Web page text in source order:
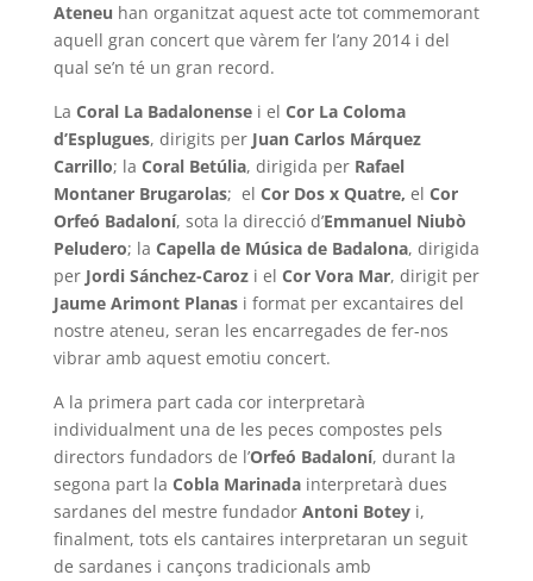
Ateneu han organitzat aquest acte tot commemorant
aquell gran concert que vàrem fer l’any 2014 i del
qual se’n té un gran record.
La Coral La Badalonensei el Cor La Coloma
d’Esplugues, dirigits per Juan Carlos Márquez
Carrillo; la Coral Betúlia, dirigida per Rafael
Montaner Brugarolas; el Cor Dos x Quatre, el Cor
Orfeó Badaloní, sota la direcció d’Emmanuel Niubò
Peludero; la Capella de Música de Badalona, dirigida
per Jordi Sánchez-Caroz i el Cor Vora Mar, dirigit per
Jaume Arimont Planasi format per excantaires del
nostre ateneu, seran les encarregades de fer-nos
vibrar amb aquest emotiu concert.
A la primera part cada cor interpretarà
individualment una de les peces compostes pels
directors fundadors de l’Orfeó Badaloní, durant la
segona part la Cobla Marinadainterpretarà dues
sardanes del mestre fundador Antoni Boteyi,
finalment, tots els cantaires interpretaran un seguit
de sardanes i cançons tradicionals amb